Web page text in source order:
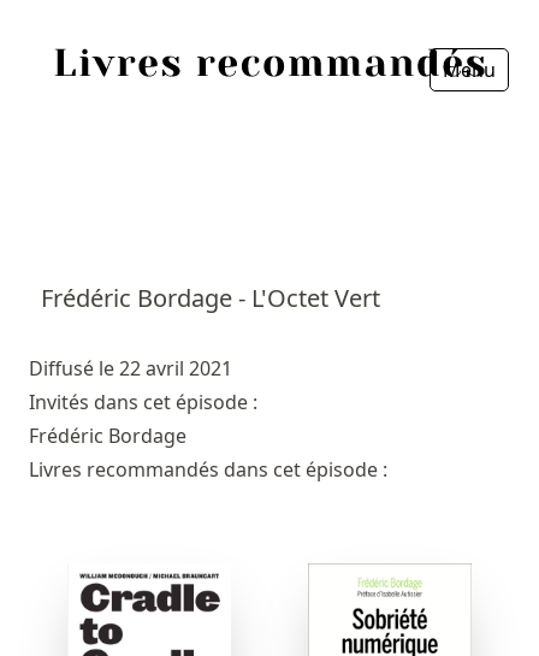
Menu
Frédéric Bordage - L'Octet Vert
Diffusé le 22 avril 2021
Invités dans cet épisode :
Frédéric Bordage
Livres recommandés dans cet épisode :
Livres
Livres les plus recommandés
Fermer